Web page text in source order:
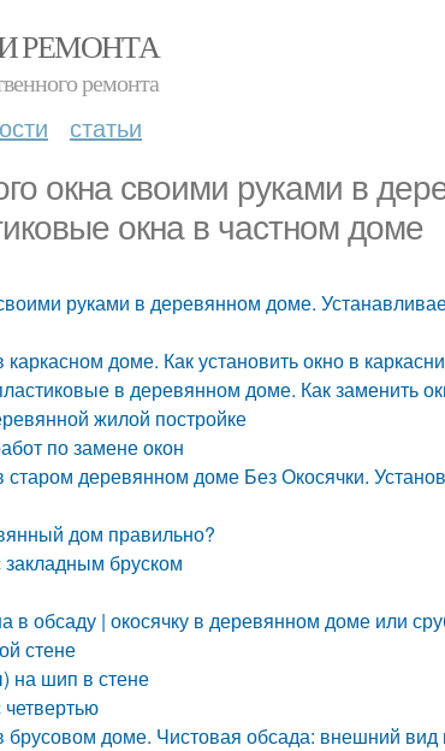
РЕМОНТА
ремонта
статьи
окна своими руками в
окна в частном доме
руками в деревянном доме.
доме. Как установить окно в
в деревянном доме. Как заменить
жилой постройке
по замене окон
старом деревянном доме Без Окосячки.
дом правильно?
закладным бруском
в обсаду | окосячку в деревянном доме или
стене
на шип в стене
четвертью
брусовом доме. Чистовая обсада: внешний вид